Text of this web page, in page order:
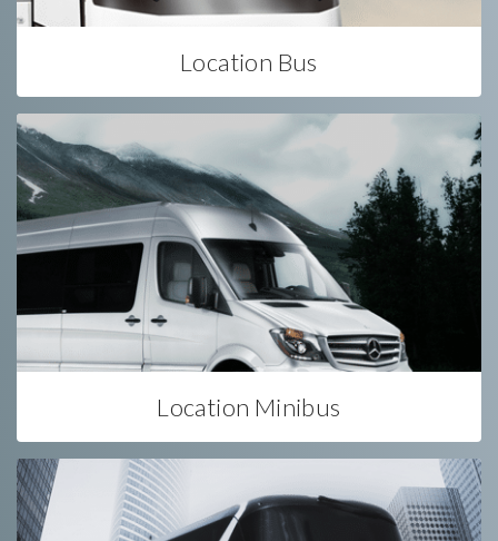
Location Bus
Location Minibus